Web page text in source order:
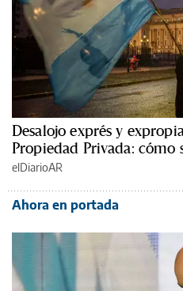
Desalojo exprés y
Propiedad Privada:
elDiarioAR
Ahora en portada